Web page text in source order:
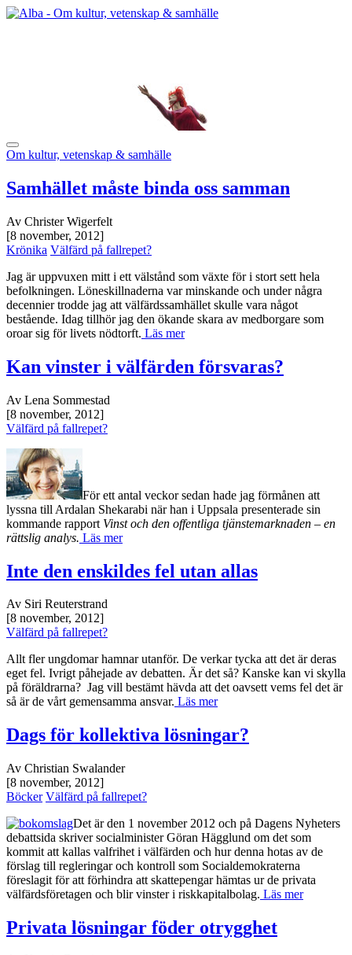
Om kultur, vetenskap & samhälle
Samhället måste binda oss samman
Av Christer Wigerfelt
[8 november, 2012]
Krönika Välfärd på fallrepet?
Jag är uppvuxen mitt i ett välstånd som växte för i stort sett hela
befolkningen. Löneskillnaderna var minskande och under några
decennier trodde jag att välfärdssamhället skulle vara något
bestående. Idag tillhör jag den ökande skara av medborgare som
oroar sig för livets nödtorft. Läs mer
Kan vinster i välfärden försvaras?
Av Lena Sommestad
[8 november, 2012]
Välfärd på fallrepet?
För ett antal veckor sedan hade jag förmånen att
lyssna till Ardalan Shekarabi när han i Uppsala presenterade sin
kommande rapport Vinst och den offentliga tjänstemarknaden – en
rättslig analys. Läs mer
Inte den enskildes fel utan allas
Av Siri Reuterstrand
[8 november, 2012]
Välfärd på fallrepet?
Allt fler ungdomar hamnar utanför. De verkar tycka att det är deras
eget fel. Ivrigt påhejade av debatten. Är det så? Kanske kan vi skylla
på föräldrarna? Jag vill bestämt hävda att det oavsett vems fel det är
så är de vårt gemensamma ansvar. Läs mer
Dags för kollektiva lösningar?
Av Christian Swalander
[8 november, 2012]
Böcker Välfärd på fallrepet?
Det är den 1 november 2012 och på Dagens Nyheters
debattsida skriver socialminister Göran Hägglund om det som
kommit att kallas valfrihet i välfärden och hur denna hotas av de
förslag till regleringar och kontroll som Socialdemokraterna
föreslagit för att förhindra att skattepengar hämtas ur de privata
välfärdsföretagen och blir vinster i riskkapitalbolag. Läs mer
Privata lösningar föder otrygghet